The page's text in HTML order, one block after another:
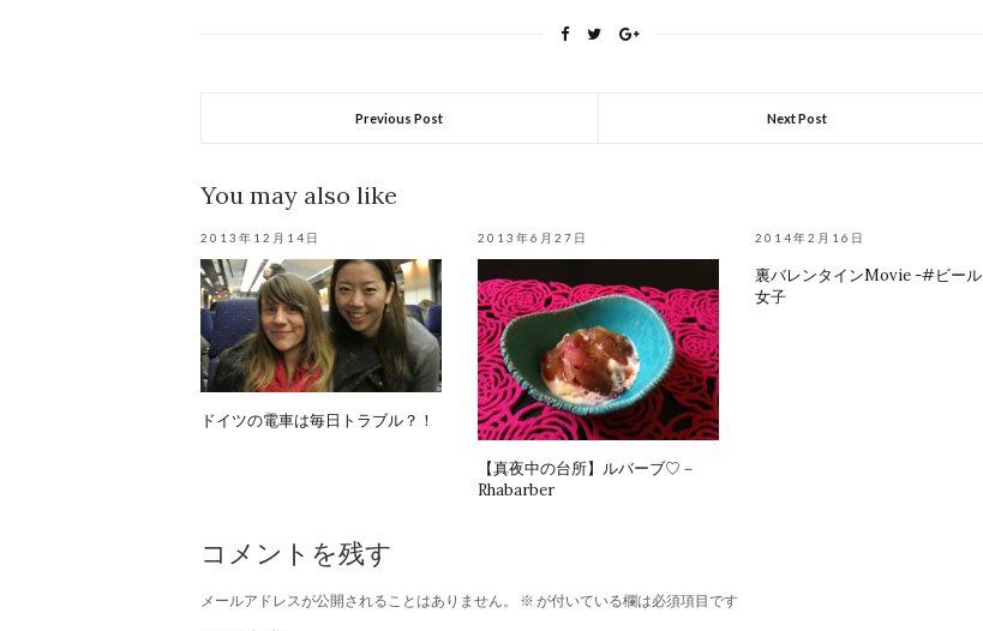
Previous Post Next Post
You may also like
2013年12月14日
ドイツの電車は毎日トラブル？！
2013年6月27日
【真夜中の台所】ルバーブ♡－
Rhabarber
2014年2月16日
裏バレンタインMovie -#ビール
女子
コメントを残す
メールアドレスが公開されることはありません。 ※ が付いている欄は必須項目です